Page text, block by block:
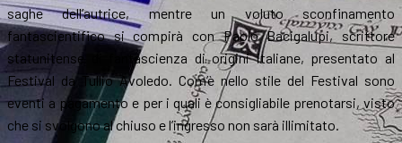
saghe dell’autrice, mentre un voluto sconfinamento
fantascientifico si compirà con Paolo Bacigalupi, scrittore
statunitense di fantascienza di origini italiane, presentato al
Festival da Tullio Avoledo. Com’è nello stile del Festival sono
eventi a pagamento e per i quali è consigliabile prenotarsi, visto
che si svolgono al chiuso e l’ingresso non sarà illimitato.